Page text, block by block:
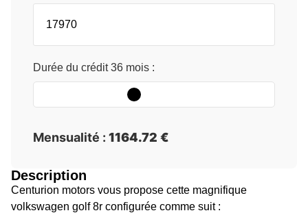
Description
Centurion motors vous propose cette magnifique
volkswagen golf 8r configurée comme suit :
Durée du crédit36 mois :
Mensualité : 1164.72 €